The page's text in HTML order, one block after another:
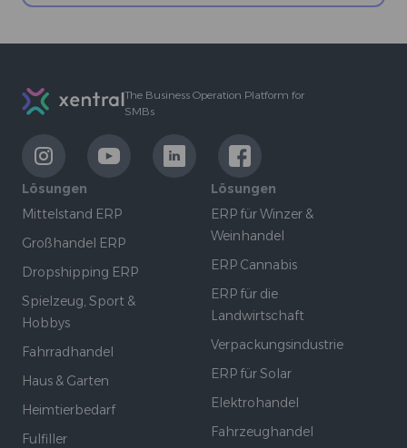
The Business Operation Platform for
SMBs
LinkExternalLinkExternalLinkExternalLinkExternal
Lösungen
Mittelstand ERP
Großhandel ERP
Dropshipping ERP
Spielzeug, Sport &
Hobbys
Fahrradhandel
Haus & Garten
Heimtierbedarf
Fulfiller
Lösungen
ERP für Winzer &
Weinhandel
ERP Cannabis
ERP für die
Landwirtschaft
Verpackungsindustrie
ERP für Solar
Elektrohandel
Fahrzeughandel